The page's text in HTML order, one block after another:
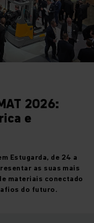
2026:
e
Estugarda, de 24 a
as suas mais
materiais conectado
do futuro.